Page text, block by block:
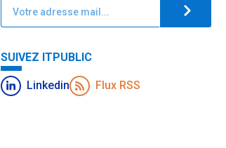
SUIVEZ ITPUBLIC
Linkedin Flux RSS